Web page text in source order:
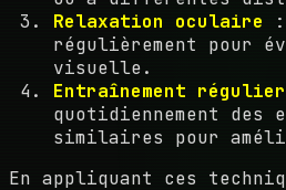
Relaxation oculaire :
régulièrement pour
visuelle.
Entraînement régulier
quotidiennement des
similaires pour
En appliquant ces